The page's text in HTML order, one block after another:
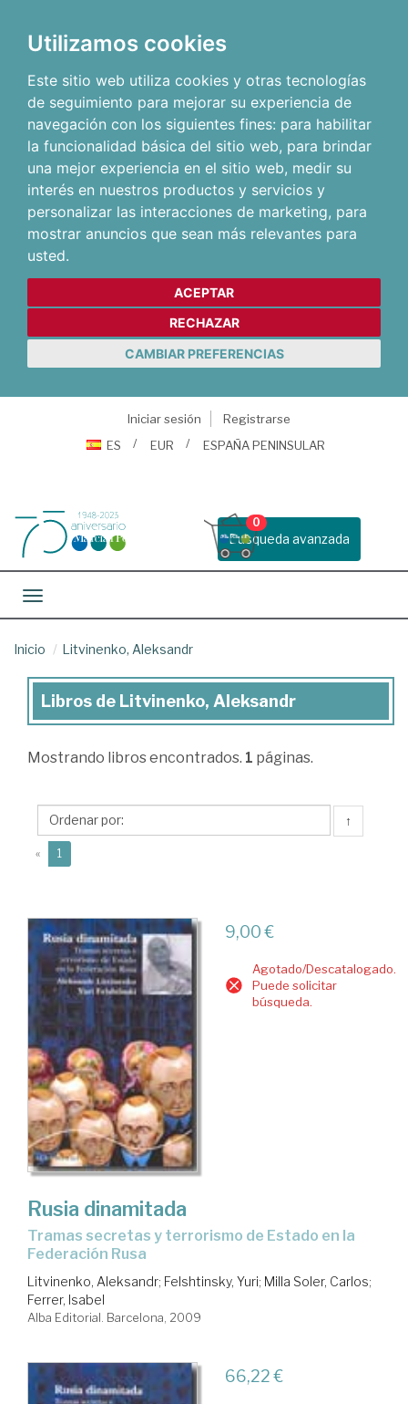
Utilizamos cookies
Este sitio web utiliza cookies y otras tecnologías
de seguimiento para mejorar su experiencia de
navegación con los siguientes fines: para habilitar
la funcionalidad básica del sitio web, para brindar
una mejor experiencia en el sitio web, medir su
interés en nuestros productos y servicios y
personalizar las interacciones de marketing, para
mostrar anuncios que sean más relevantes para
usted.
ACEPTAR
RECHAZAR
CAMBIAR PREFERENCIAS
Iniciar sesión
Registrarse
ES
EUR ESPAÑA PENINSULAR
Busqueda avanzada
0
Toggle navigation
Inicio Litvinenko, Aleksandr
Libros
Litvinenko,
Libros de Litvinenko, Aleksandr
Mostrando libros encontrados. 1 páginas.
↑
« 1
9,00 €
Agotado/Descatalogado.
Puede solicitar
búsqueda.
Rusia dinamitada
tramas secretas y terrorismo de Estado en la
Federación Rusa
Litvinenko, Aleksandr; Felshtinsky, Yuri; Milla Soler, Carlos;
Ferrer, Isabel
Alba Editorial. Barcelona, 2009
66,22 €